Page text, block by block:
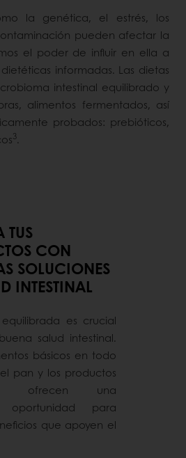
la genética, el estrés, los
pueden afectar la
el poder de influir en ella a
informadas. Las dietas
intestinal equilibrado y
alimentos fermentados, así
probados: prebióticos,
3.
TUS
CON
SOLUCIONES
INTESTINAL
es crucial
salud intestinal.
básicos en todo
pan y los productos
ofrecen una
oportunidad para
que apoyen el